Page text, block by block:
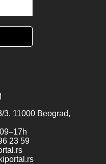
3, 11000 Beograd,
23 59